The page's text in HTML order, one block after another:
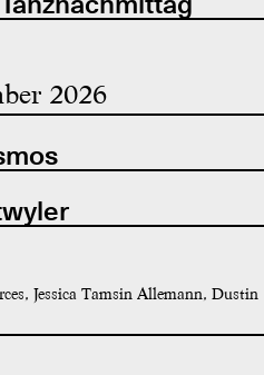
2026
Jessica Tamsin Allemann, Dustin